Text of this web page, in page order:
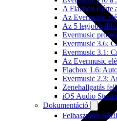
A Flacbox elérte
Az Evermusic
Az 5 legjobb
Evermusic
Evermusic 3.6:
Evermusic 3.1:
Az Evermusic
Flacbox 1.6:
Evermusic 2.3:
Zenehallgatás
iOS Audio
Dokumentáció
Felhasználói